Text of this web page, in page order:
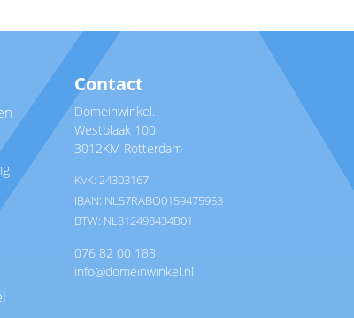
Contact
Domeinwinkel.
Westblaak 100
3012KM Rotterdam
KvK: 24303167
IBAN: NL57RABO0159475953
BTW: NL812498434B01
076 82 00 188
info@domeinwinkel.nl